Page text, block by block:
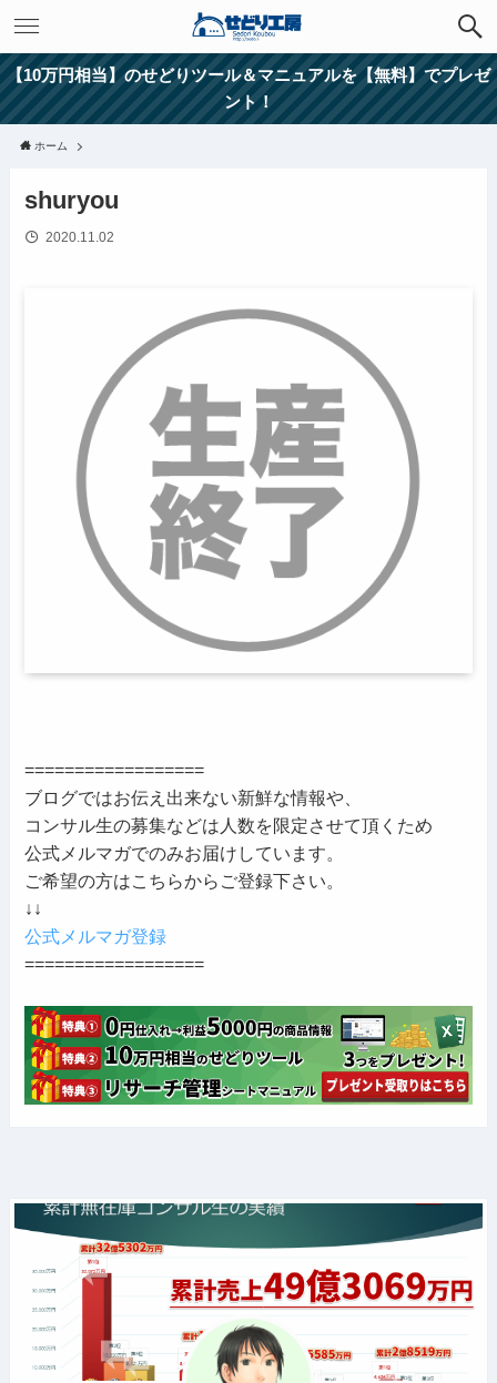
【10万円相当】のせどりツール＆マニュアルを【無料】でプレゼ
ント！
ホーム
shuryou
2020.11.02
==================
ブログではお伝え出来ない新鮮な情報や、
コンサル生の募集などは人数を限定させて頂くため
公式メルマガでのみお届けしています。
ご希望の方はこちらからご登録下さい。
↓↓
公式メルマガ登録
==================